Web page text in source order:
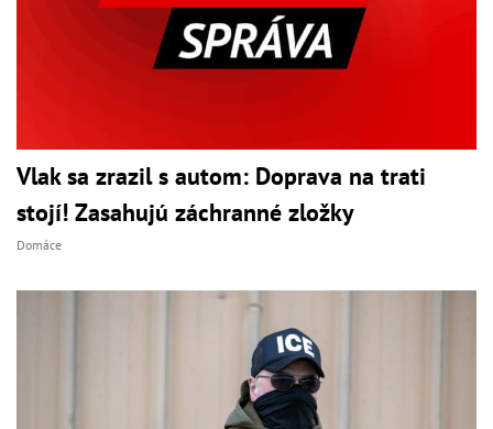
Vlak sa zrazil s autom: Doprava na trati
stojí! Zasahujú záchranné zložky
Domáce